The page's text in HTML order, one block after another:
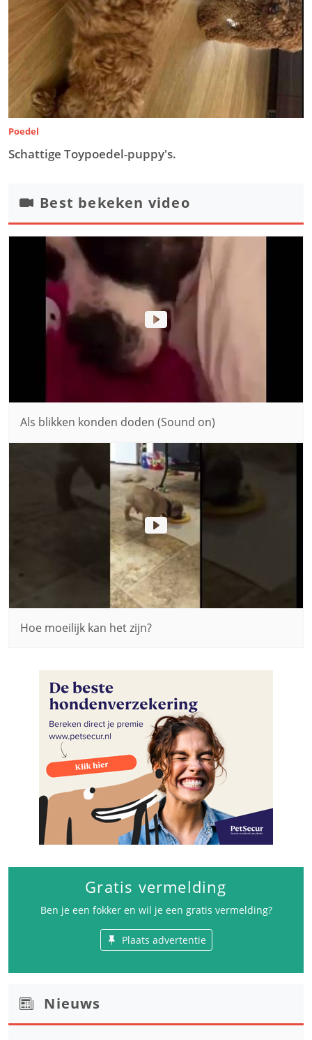
Poedel
Schattige Toypoedel-puppy's.
Best bekeken video
Als blikken konden doden (Sound on)
Hoe moeilijk kan het zijn?
Gratis vermelding
Ben je een fokker en wil je een gratis vermelding?
Plaats advertentie
Nieuws